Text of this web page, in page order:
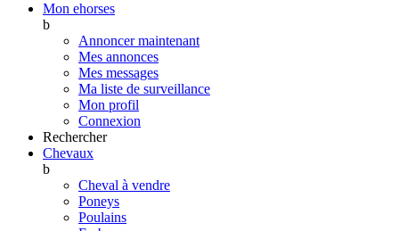
Mon ehorses
b
Annoncer maintenant
Mes annonces
Mes messages
Ma liste de surveillance
Mon profil
Connexion
Rechercher
Chevaux
b
Cheval à vendre
Poneys
Poulains